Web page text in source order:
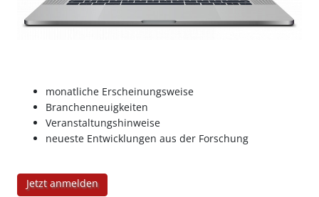
monatliche Erscheinungsweise
Branchenneuigkeiten
Veranstaltungshinweise
neueste Entwicklungen aus der Forschung
Jetzt anmelden